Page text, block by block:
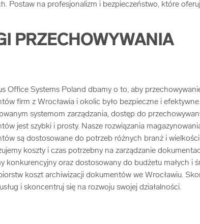
Postaw na profesjonalizm i bezpieczeństwo, które
PRZECHOWYWANIA
Office Systems Poland dbamy o to, aby
firm z Wrocławia i okolic było bezpieczne i
systemom zarządzania, dostęp do
jest szybki i prosty. Nasze rozwiązania
są dostosowane do potrzeb różnych branż i
koszty i czas potrzebny na zarządzanie
konkurencyjny oraz dostosowany do budżetu małych i
koszt archiwizacji dokumentów we Wrocławiu.
i skoncentruj się na rozwoju swojej działalności.